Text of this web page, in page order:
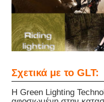
Σχετικά με το GLT:
Η Green Lighting